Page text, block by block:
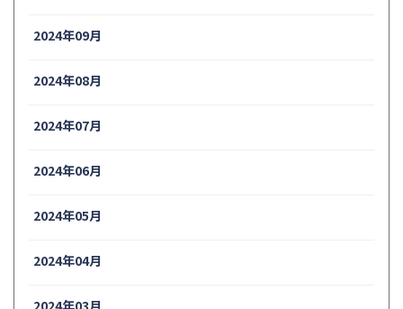
2024年09月
2024年08月
2024年07月
2024年06月
2024年05月
2024年04月
2024年03月